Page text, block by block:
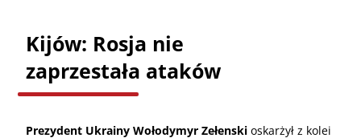
Kijów: Rosja nie
zaprzestała ataków
Prezydent Ukrainy Wołodymyr Zełenski oskarżył z kolei